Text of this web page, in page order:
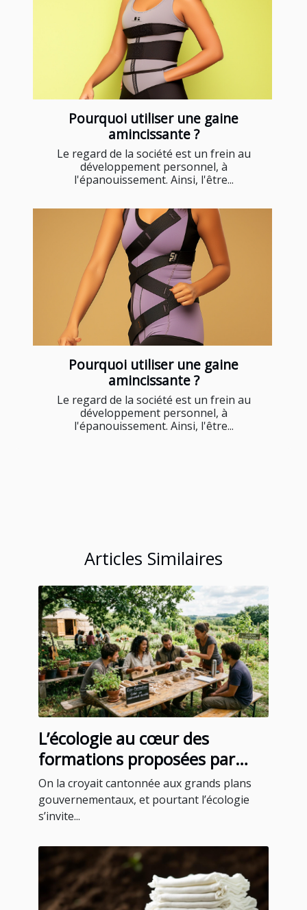
Pourquoi utiliser une gaine
amincissante ?
Le regard de la société est un frein au
développement personnel, à
l'épanouissement. Ainsi, l'être...
Pourquoi utiliser une gaine
amincissante ?
Le regard de la société est un frein au
développement personnel, à
l'épanouissement. Ainsi, l'être...
Articles Similaires
L’écologie au cœur des
formations proposées par
certains blogs instruments
On la croyait cantonnée aux grands plans
gouvernementaux, et pourtant l’écologie
s’invite...